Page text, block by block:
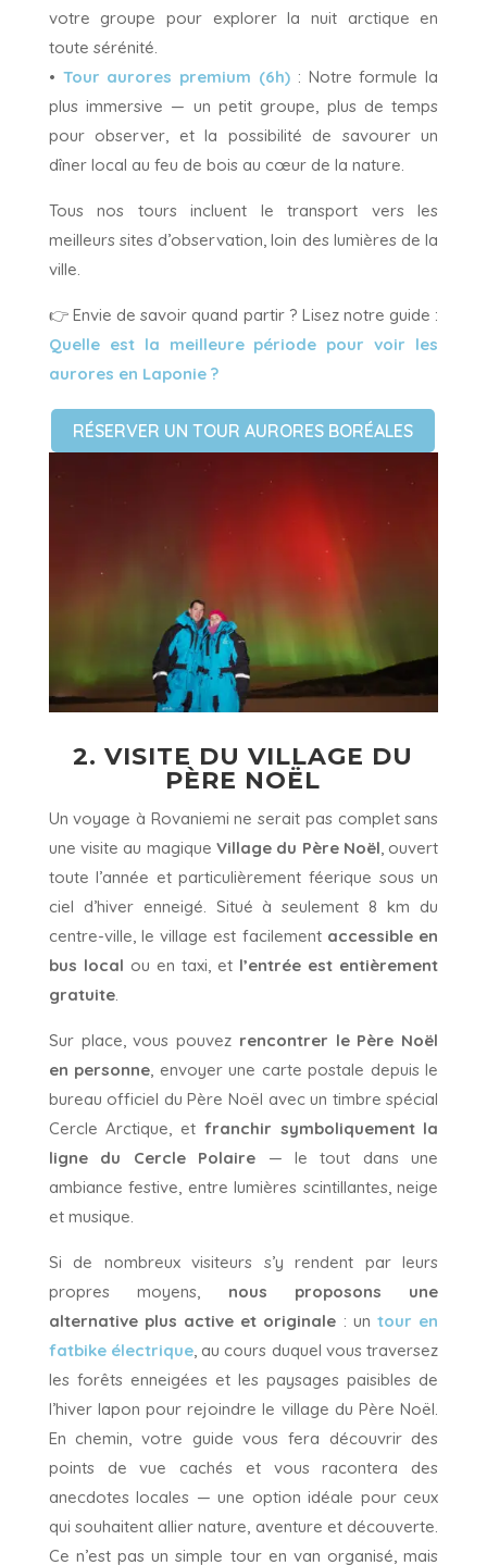
votre groupe pour explorer la nuit arctique en
toute sérénité.
• Tour aurores premium (6h) : Notre formule la
plus immersive — un petit groupe, plus de temps
pour observer, et la possibilité de savourer un
dîner local au feu de bois au cœur de la nature.
Tous nos tours incluent le transport vers les
meilleurs sites d’observation, loin des lumières de la
ville.
👉 Envie de savoir quand partir ? Lisez notre guide :
Quelle est la meilleure période pour voir les
aurores en Laponie ?
RÉSERVER UN TOUR AURORES BORÉALES
2. VISITE DU VILLAGE DU
PÈRE NOËL
Un voyage à Rovaniemi ne serait pas complet sans
une visite au magique Village du Père Noël, ouvert
toute l’année et particulièrement féerique sous un
ciel d’hiver enneigé. Situé à seulement 8 km du
centre-ville, le village est facilement accessible en
bus local ou en taxi, et l’entrée est entièrement
gratuite.
Sur place, vous pouvez rencontrer le Père Noël
en personne, envoyer une carte postale depuis le
bureau officiel du Père Noël avec un timbre spécial
Cercle Arctique, et franchir symboliquement la
ligne du Cercle Polaire — le tout dans une
ambiance festive, entre lumières scintillantes, neige
et musique.
Si de nombreux visiteurs s’y rendent par leurs
propres moyens, nous proposons une
alternative plus active et originale : untour en
fatbike électrique, au cours duquel vous traversez
les forêts enneigées et les paysages paisibles de
l’hiver lapon pour rejoindre le village du Père Noël.
En chemin, votre guide vous fera découvrir des
points de vue cachés et vous racontera des
anecdotes locales — une option idéale pour ceux
qui souhaitent allier nature, aventure et découverte.
Ce n’est pas un simple tour en van organisé, mais